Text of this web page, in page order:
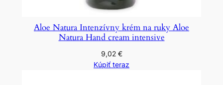
Aloe Natura Intenzívny krém na ruky Aloe
Natura Hand cream intensive
9,02 €
Kúpiť teraz